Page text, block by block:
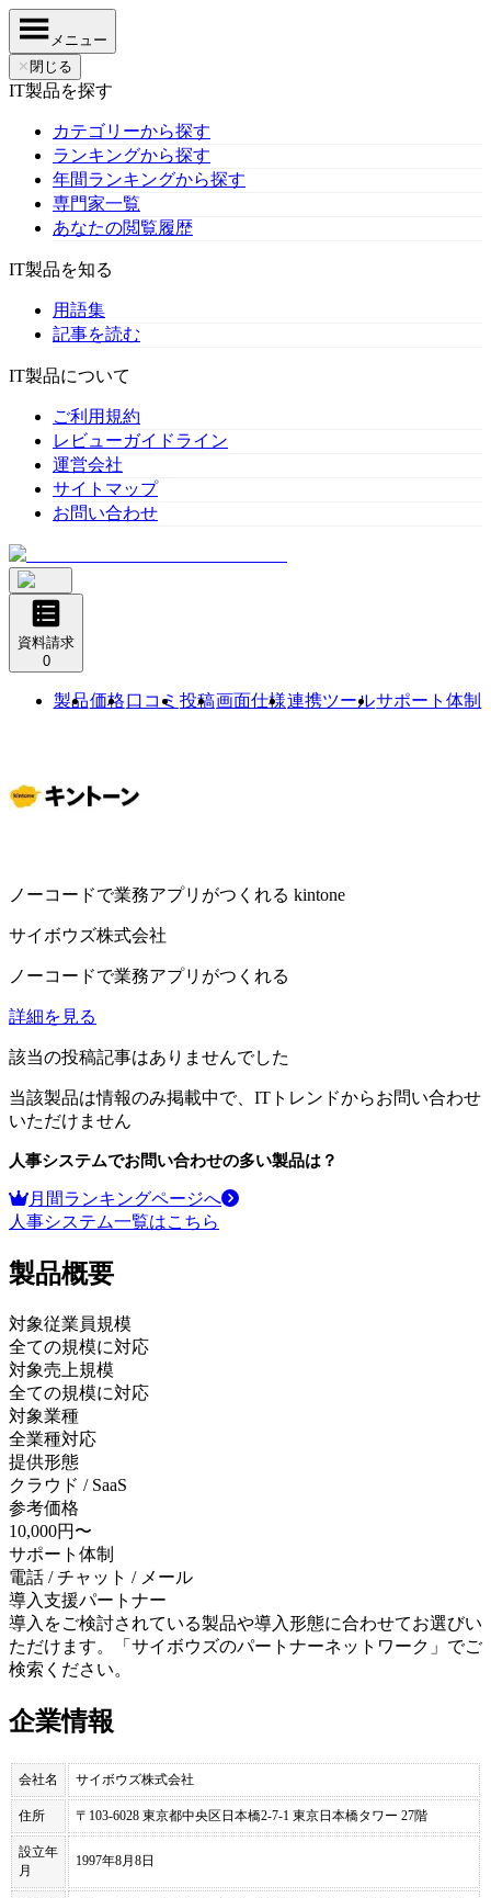
メニュー
✕ 閉じる
IT製品を探す
カテゴリーから探す
ランキングから探す
年間ランキングから探す
専門家一覧
あなたの閲覧履歴
IT製品を知る
用語集
記事を読む
IT製品について
ご利用規約
レビューガイドライン
運営会社
サイトマップ
お問い合わせ
資料請求
0
製品価格口コミ 投稿画面仕様連携ツールサポート体制
ノーコードで業務アプリがつくれる kintone
サイボウズ株式会社
ノーコードで業務アプリがつくれる
詳細を見る
該当の投稿記事はありませんでした
当該製品は情報のみ掲載中で、ITトレンドからお問い合わせ
いただけません
人事システムでお問い合わせの多い製品は？
月間ランキングページへ
人事システム一覧はこちら
製品概要
対象従業員規模
全ての規模に対応
対象売上規模
全ての規模に対応
対象業種
全業種対応
提供形態
クラウド / SaaS
参考価格
10,000円〜
サポート体制
電話 / チャット / メール
導入支援パートナー
導入をご検討されている製品や導入形態に合わせてお選びい
ただけます。「サイボウズのパートナーネットワーク」でご
検索ください。
企業情報
会社名 サイボウズ株式会社
住所 〒103-6028 東京都中央区日本橋2-7-1 東京日本橋タワー 27階
設立年
月
1997年8月8日